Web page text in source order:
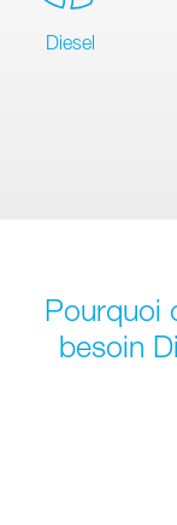
Diesel
Pourquoi
besoin